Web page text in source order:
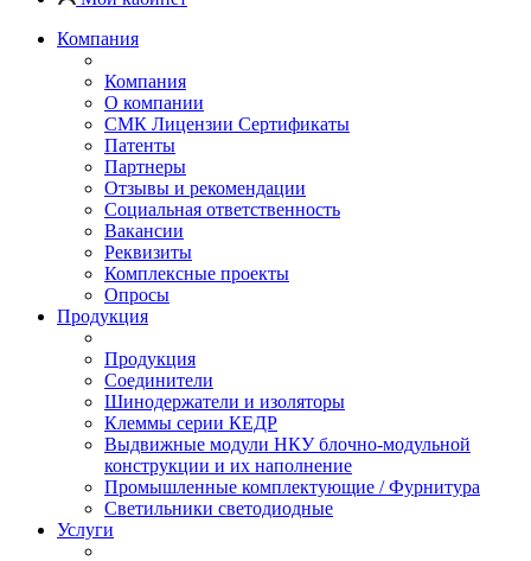
Компания
Компания
О компании
СМК Лицензии Сертификаты
Патенты
Партнеры
Отзывы и рекомендации
Социальная ответственность
Вакансии
Реквизиты
Комплексные проекты
Опросы
Продукция
Продукция
Соединители
Шинодержатели и изоляторы
Клеммы серии КЕДР
Выдвижные модули НКУ блочно-модульной
конструкции и их наполнение
Промышленные комплектующие / Фурнитура
Светильники светодиодные
Услуги